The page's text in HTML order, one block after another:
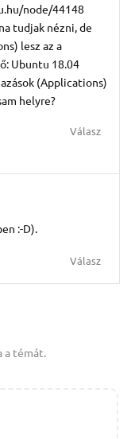
node/44148
tudjak nézni, de
lesz az a
Ubuntu 18.04
(Applications)
helyre?
Válasz
:-D).
Válasz
a témát.